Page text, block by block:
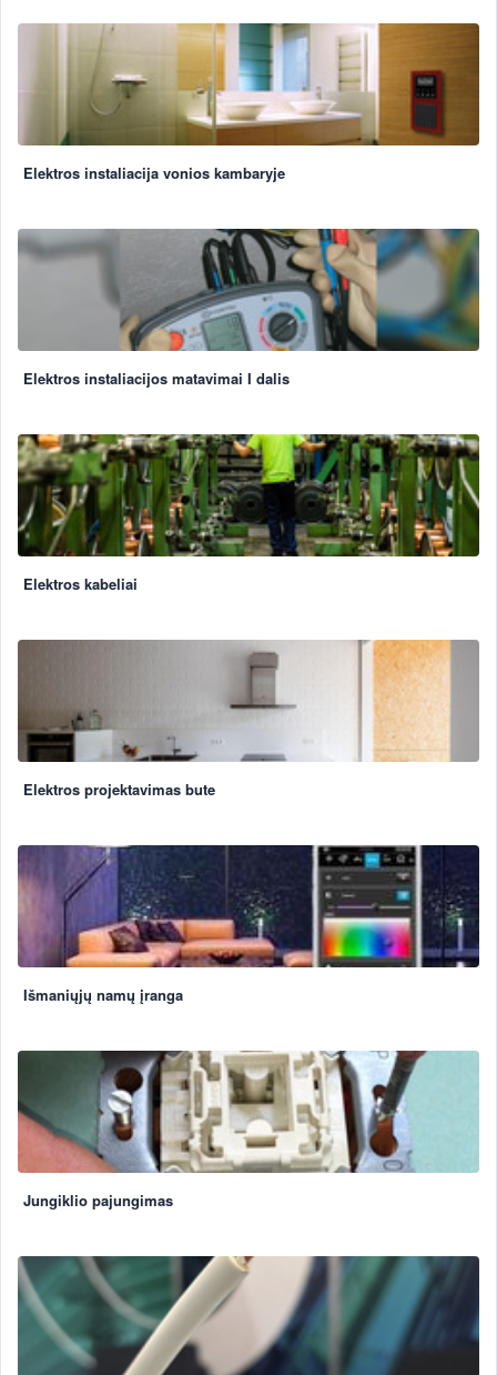
Elektros instaliacija vonios kambaryje
Elektros instaliacijos matavimai I dalis
Elektros kabeliai
Elektros projektavimas bute
Išmaniųjų namų įranga
Jungiklio pajungimas